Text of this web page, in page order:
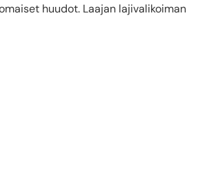
huudot. Laajan lajivalikoiman